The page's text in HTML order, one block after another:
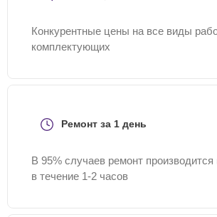
Конкурентные цены на все виды
комплектующих
Ремонт за 1 день
В 95% случаев ремонт производится
в течение 1-2 часов